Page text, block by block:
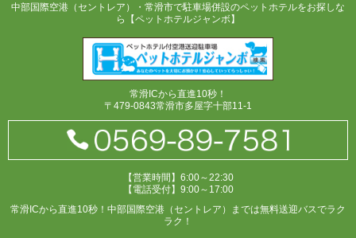
中部国際空港（セントレア）・常滑市で駐車場併設のペットホテルをお探しな
ら【ペットホテルジャンボ】
常滑ICから直進10秒！
〒479-0843常滑市多屋字十部11-1
【営業時間】6:00～22:30
【電話受付】9:00～17:00
常滑ICから直進10秒！中部国際空港（セントレア）までは無料送迎バスでラク
ラク！